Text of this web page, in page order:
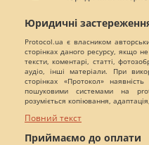
Юридичні
Protocol.ua є власником
сторінках даного ресурсу, якщо
тексти, коментарі, статті,
аудіо, інші матеріали. При
сторінках «Протокол»
пошуковими системами на
розуміється копіювання,
Повний текст
Приймаємо до оплати